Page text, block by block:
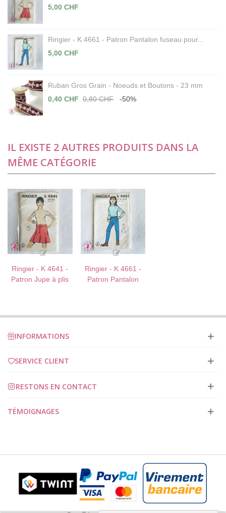
5,00 CHF
Ringier - K 4661 - Patron Pantalon fuseau pour...
5,00 CHF
Ruban Gros Grain - Noeuds et Boutons - 23 mm
0,40 CHF 0,80 CHF -50%
IL EXISTE 2 AUTRES PRODUITS DANS LA
MÊME CATÉGORIE
Ringier - K 4641 -
Patron Jupe à plis
Ringier - K 4661 -
Patron Pantalon
INFORMATIONS
SERVICE CLIENT
RESTONS EN CONTACT
TÉMOIGNAGES